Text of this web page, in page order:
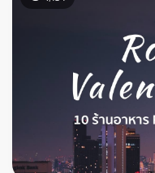
14 สถานที่ท่องเที่ยว
South Korea)
17/10/2020
ปูซาน (Busan) เป็นเมือง
พื้นที่ติดทะเลเป็นเมืองท่า
เกาหลีใต้ ปูซานอยู่ติดทะเ